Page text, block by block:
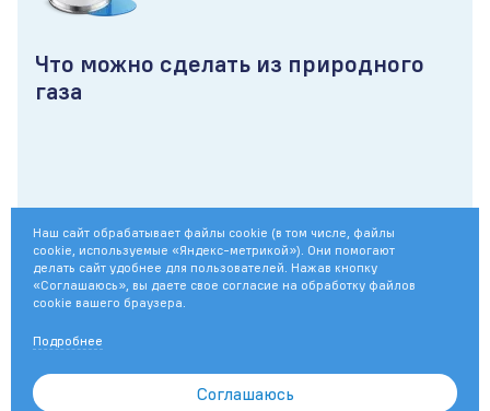
Что можно сделать из природного
газа
для человека топливо экология
© 2003—2026 ПАО «Газпром»
Наш сайт обрабатывает файлы cookie (в том числе, файлы
cookie, используемые «Яндекс-метрикой»). Они помогают
делать сайт удобнее для пользователей. Нажав кнопку
«Соглашаюсь», вы даете свое согласие на обработку файлов
cookie вашего браузера.
Подробнее
Соглашаюсь